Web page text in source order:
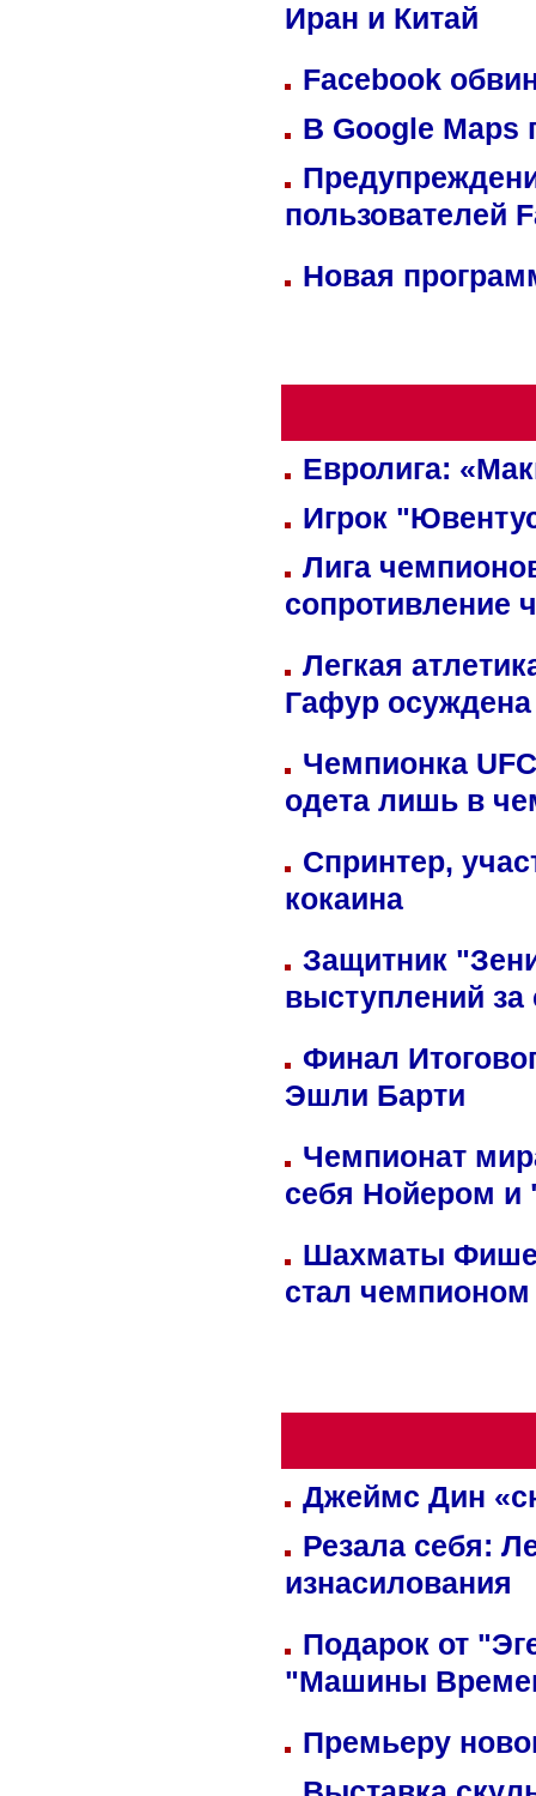
Иран и Китай
Facebook
В Google Maps
пользователей
Новая
Евролига:
Игрок
Лига
сопротивление
Легкая
Гафур осуждена
Чемпионка
одета лишь в
Спринтер,
кокаина
Защитник
выступлений
Финал
Эшли Барти
Чемпионат
себя Нойером и
Шахматы
стал
Джеймс Дин
Резала себя:
изнасилования
Подарок от
"Машины
Премьеру